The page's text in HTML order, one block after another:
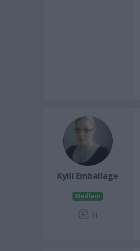
Kylli Emballage
Medlem
31